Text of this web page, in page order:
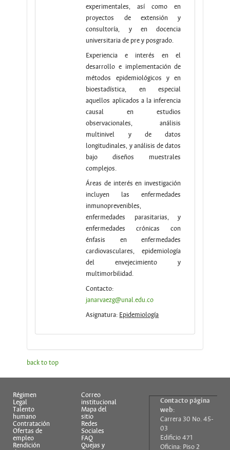
experimentales, así como en
proyectos de extensión y
consultoría, y en docencia
universitaria de pre y posgrado.
Experiencia e interés en el
desarrollo e implementación de
métodos epidemiológicos y en
bioestadística, en especial
aquellos aplicados a la inferencia
causal en estudios
observacionales, análisis
multinivel y de datos
longitudinales, y análisis de datos
bajo diseños muestrales
complejos.
Áreas de interés en investigación
incluyen las enfermedades
inmunoprevenibles,
enfermedades parasitarias, y
enfermedades crónicas con
énfasis en enfermedades
cardiovasculares, epidemiología
del envejecimiento y
multimorbilidad.
Contacto:
janarvaezg@unal.edu.co
Asignatura: Epidemiología
back to top
Régimen
Legal
Talento
humano
Contratación
Ofertas de
empleo
Rendición
Correo
institucional
Mapa del
sitio
Redes
Sociales
FAQ
Quejas y
Contacto página
web:
Carrera 30 No. 45-
03
Edificio 471
Oficina: Piso 2